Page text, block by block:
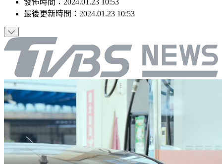
發佈時間： 2024.01.23 10:53
最後更新時間： 2024.01.23 10:53